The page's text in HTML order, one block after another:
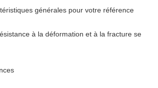
générales pour votre référence
à la déformation et à la fracture se